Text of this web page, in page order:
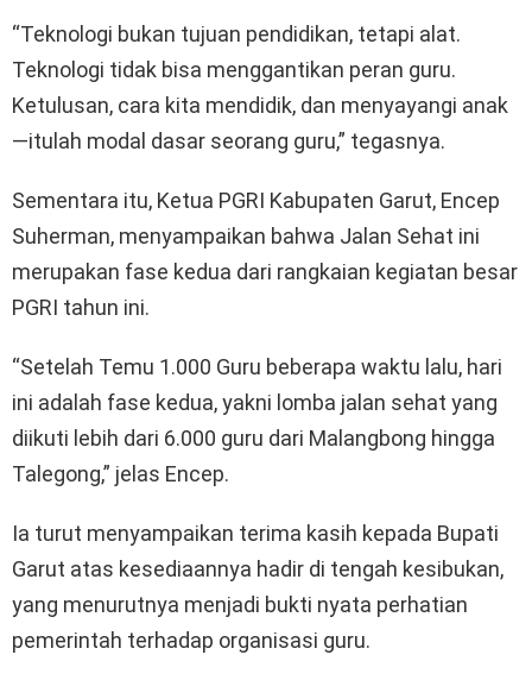
“Teknologi bukan tujuan pendidikan, tetapi alat.
Teknologi tidak bisa menggantikan peran guru.
Ketulusan, cara kita mendidik, dan menyayangi anak
—itulah modal dasar seorang guru,” tegasnya.
Sementara itu, Ketua PGRI Kabupaten Garut, Encep
Suherman, menyampaikan bahwa Jalan Sehat ini
merupakan fase kedua dari rangkaian kegiatan besar
PGRI tahun ini.
“Setelah Temu 1.000 Guru beberapa waktu lalu, hari
ini adalah fase kedua, yakni lomba jalan sehat yang
diikuti lebih dari 6.000 guru dari Malangbong hingga
Talegong,” jelas Encep.
Ia turut menyampaikan terima kasih kepada Bupati
Garut atas kesediaannya hadir di tengah kesibukan,
yang menurutnya menjadi bukti nyata perhatian
pemerintah terhadap organisasi guru.